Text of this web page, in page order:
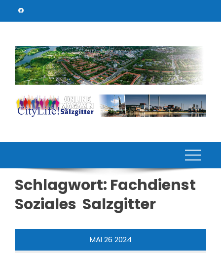
Schlagwort: Fachdienst
Soziales Salzgitter
MAI 26 2024